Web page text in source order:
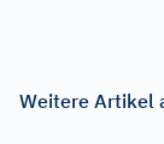
Weitere Artikel